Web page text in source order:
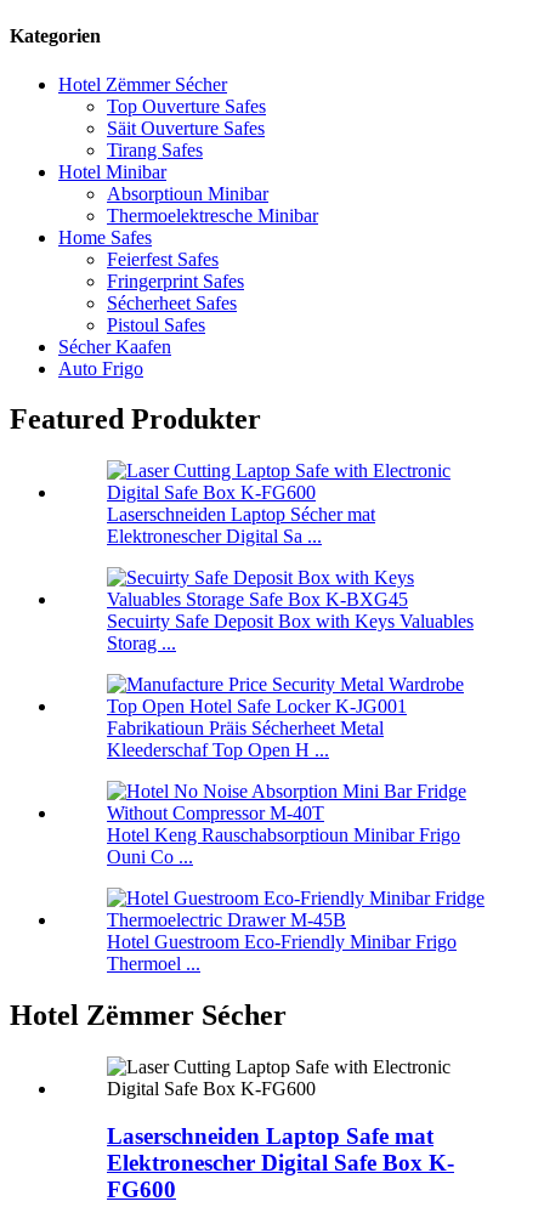
Kategorien
Hotel Zëmmer Sécher
Top Ouverture Safes
Säit Ouverture Safes
Tirang Safes
Hotel Minibar
Absorptioun Minibar
Thermoelektresche Minibar
Home Safes
Feierfest Safes
Fringerprint Safes
Sécherheet Safes
Pistoul Safes
Sécher Kaafen
Auto Frigo
Featured Produkter
Laserschneiden Laptop Sécher mat
Elektronescher Digital Sa ...
Secuirty Safe Deposit Box with Keys Valuables
Storag ...
Fabrikatioun Präis Sécherheet Metal
Kleederschaf Top Open H ...
Hotel Keng Rauschabsorptioun Minibar Frigo
Ouni Co ...
Hotel Guestroom Eco-Friendly Minibar Frigo
Thermoel ...
Hotel Zëmmer Sécher
Laserschneiden Laptop Safe mat
Elektronescher Digital Safe Box K-
FG600